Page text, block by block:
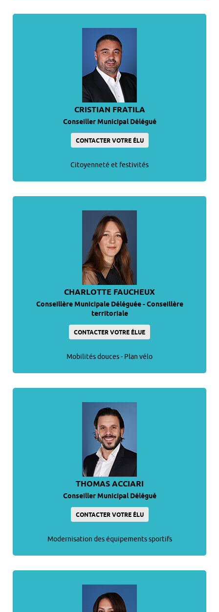
CRISTIAN FRATILA
Conseiller Municipal Délégué
CONTACTER VOTRE ÉLU
Citoyenneté et festivités
CHARLOTTE FAUCHEUX
Conseillère Municipale Déléguée - Conseillère
territoriale
CONTACTER VOTRE ÉLUE
Mobilités douces - Plan vélo
THOMAS ACCIARI
Conseiller Municipal Délégué
CONTACTER VOTRE ÉLU
Modernisation des équipements sportifs